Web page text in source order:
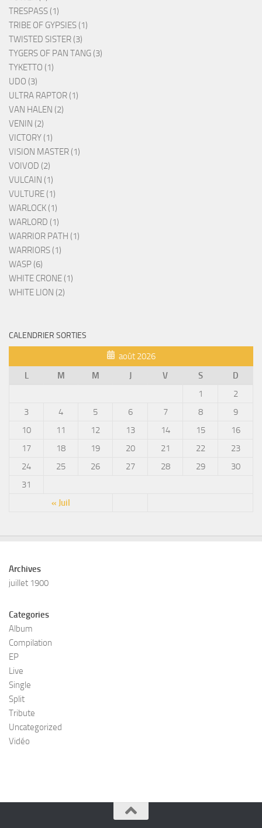
TRESPASS (1)
TRIBE OF GYPSIES (1)
TWISTED SISTER (3)
TYGERS OF PAN TANG (3)
TYKETTO (1)
UDO (3)
ULTRA RAPTOR (1)
VAN HALEN (2)
VENIN (2)
VICTORY (1)
VISION MASTER (1)
VOIVOD (2)
VULCAIN (1)
VULTURE (1)
WARLOCK (1)
WARLORD (1)
WARRIOR PATH (1)
WARRIORS (1)
WASP (6)
WHITE CRONE (1)
WHITE LION (2)
CALENDRIER SORTIES
août 2026
L
M M J V S D
« Juil
1
2
3
4 5 6 7 8
9
10
11 12 13 14 15
16
17
18 19 20 21 22
23
24
25 26 27 28 29
30
31
Archives
juillet 1900
Categories
Album
Compilation
EP
Live
Single
Split
Tribute
Uncategorized
Vidéo